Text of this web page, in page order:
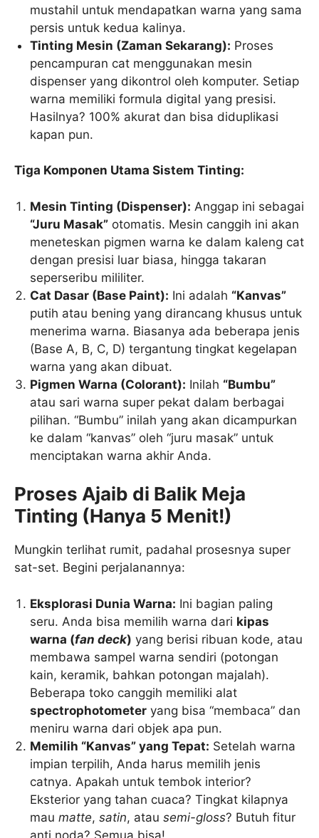
mustahil untuk mendapatkan warna yang sama
persis untuk kedua kalinya.
Tinting Mesin (Zaman Sekarang): Proses
pencampuran cat menggunakan mesin
dispenser yang dikontrol oleh komputer. Setiap
warna memiliki formula digital yang presisi.
Hasilnya? 100% akurat dan bisa diduplikasi
kapan pun.
Tiga Komponen Utama Sistem Tinting:
Mesin Tinting (Dispenser): Anggap ini sebagai
“Juru Masak” otomatis. Mesin canggih ini akan
meneteskan pigmen warna ke dalam kaleng cat
dengan presisi luar biasa, hingga takaran
seperseribu mililiter.
Cat Dasar (Base Paint): Ini adalah “Kanvas”
putih atau bening yang dirancang khusus untuk
menerima warna. Biasanya ada beberapa jenis
(Base A, B, C, D) tergantung tingkat kegelapan
warna yang akan dibuat.
Pigmen Warna (Colorant): Inilah “Bumbu”
atau sari warna super pekat dalam berbagai
pilihan. “Bumbu” inilah yang akan dicampurkan
ke dalam “kanvas” oleh “juru masak” untuk
menciptakan warna akhir Anda.
Proses Ajaib di Balik Meja
Tinting (Hanya 5 Menit!)
Mungkin terlihat rumit, padahal prosesnya super
sat-set. Begini perjalanannya:
Eksplorasi Dunia Warna: Ini bagian paling
seru. Anda bisa memilih warna dari kipas
warna (fan deck) yang berisi ribuan kode, atau
membawa sampel warna sendiri (potongan
kain, keramik, bahkan potongan majalah).
Beberapa toko canggih memiliki alat
spectrophotometer yang bisa “membaca” dan
meniru warna dari objek apa pun.
Memilih “Kanvas” yang Tepat: Setelah warna
impian terpilih, Anda harus memilih jenis
catnya. Apakah untuk tembok interior?
Eksterior yang tahan cuaca? Tingkat kilapnya
maumatte,satin, atausemi-gloss? Butuh fitur
anti noda? Semua bisa!